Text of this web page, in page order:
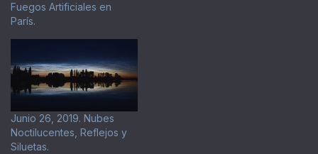
Fuegos Artificiales en
París.
Junio 26, 2019. Nubes
Noctilucentes, Reflejos y
Siluetas.